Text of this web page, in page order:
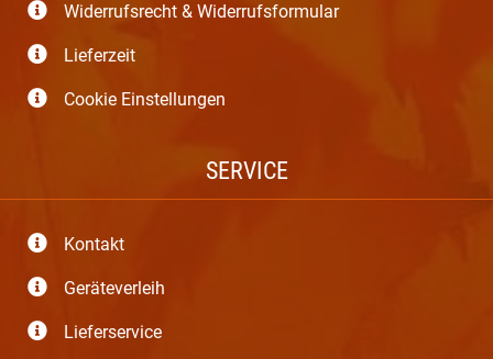
Widerrufsrecht & Widerrufsformular
Lieferzeit
Cookie Einstellungen
SERVICE
Kontakt
Geräteverleih
Lieferservice